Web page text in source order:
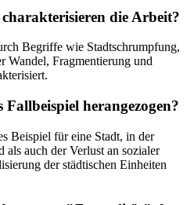
die Arbeit?
Begriffe wie Stadtschrumpfung,
Wandel, Fragmentierung und
herangezogen?
Beispiel für eine Stadt, in der
als auch der Verlust an sozialer
der städtischen Einheiten